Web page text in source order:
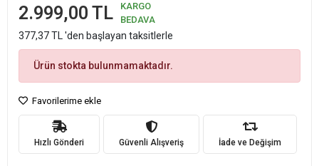
2.999,00 TL
KARGO
BEDAVA
377,37 TL 'den başlayan taksitlerle
Ürün stokta bulunmamaktadır.
Favorilerime ekle
Hızlı Gönderi Güvenli Alışveriş İade ve Değişim